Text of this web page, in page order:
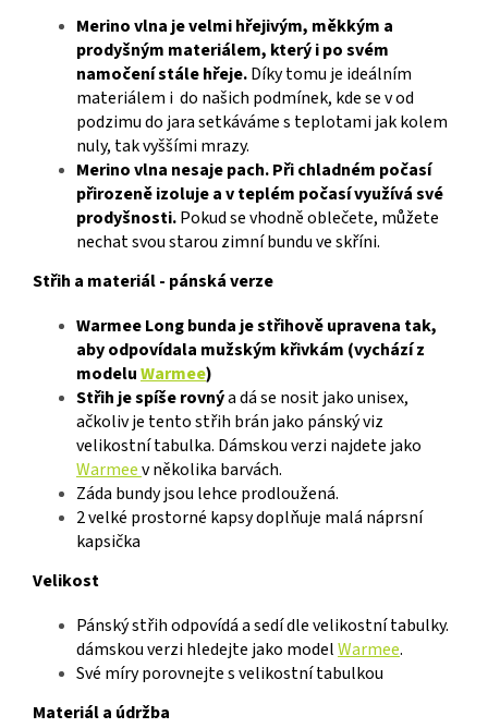
Merino vlna je velmi hřejivým, měkkým a
prodyšným materiálem, který i po svém
namočení stále hřeje.Díky tomu je ideálním
materiálem i do našich podmínek, kde se v od
podzimu do jara setkáváme s teplotami jak kolem
nuly, tak vyššími mrazy.
Merino vlna nesaje pach. Při chladném počasí
přirozeně izoluje a v teplém počasí využívá své
prodyšnosti.Pokud se vhodně oblečete, můžete
nechat svou starou zimní bundu ve skříni.
Střih a materiál - pánská verze
Warmee Long bunda je střihově upravena tak,
aby odpovídala mužským křivkám (vychází z
modeluWarmee)
Střih je spíše rovnýa dá se nosit jako unisex,
ačkoliv je tento střih brán jako pánský viz
velikostní tabulka. Dámskou verzi najdete jako
Warmeev několika barvách.
Záda bundy jsou lehce prodloužená.
2 velké prostorné kapsy doplňuje malá náprsní
kapsička
Velikost
Pánský střih odpovídá a sedí dle velikostní tabulky.
dámskou verzi hledejte jako modelWarmee.
Své míry porovnejte s velikostní tabulkou
Materiál a údržba